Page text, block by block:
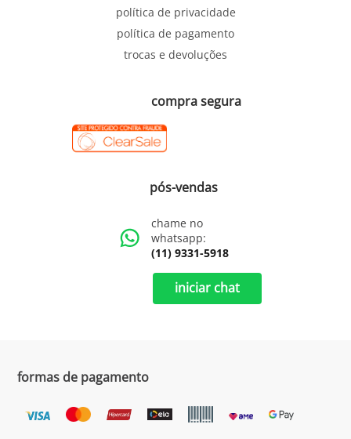
política de privacidade
política de pagamento
trocas e devoluções
compra segura
pós-vendas
chame no
whatsapp:
(11) 9331-5918
iniciar chat
formas de pagamento